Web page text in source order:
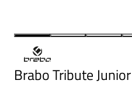
Brabo Tribute Junior